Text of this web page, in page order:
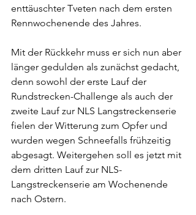
enttäuschter Tveten nach dem ersten
Rennwochenende des Jahres.
Mit der Rückkehr muss er sich nun aber
länger gedulden als zunächst gedacht,
denn sowohl der erste Lauf der
Rundstrecken-Challenge als auch der
zweite Lauf zur NLS Langstreckenserie
fielen der Witterung zum Opfer und
wurden wegen Schneefalls frühzeitig
abgesagt. Weitergehen soll es jetzt mit
dem dritten Lauf zur NLS-
Langstreckenserie am Wochenende
nach Ostern.